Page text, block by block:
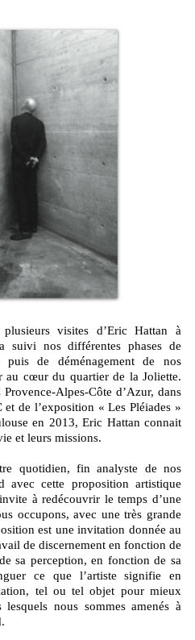
suivi nos différentes phases de
puis de déménagement de nos
au cœur du quartier de la Joliette.
Alpes-Côte d’Azur, dans
de l’exposition « Les Pléiades »
en 2013, Eric Hattan connait
et leurs missions.
quotidien, fin analyste de nos
avec cette proposition artistique
à redécouvrir le temps d’une
occupons, avec une très grande
est une invitation donnée au
de discernement en fonction de
sa perception, en fonction de sa
ce que l’artiste signifie en
tel ou tel objet pour mieux
nous sommes amenés à